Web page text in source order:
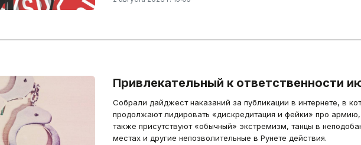
Привлекательный к ответственности
Собрали дайджест наказаний за публикации в интернете, в
продолжают лидировать «дискредитация и фейки» про армию,
также присутствуют «обычный» экстремизм, танцы в
местах и другие непозволительные в Рунете действия.